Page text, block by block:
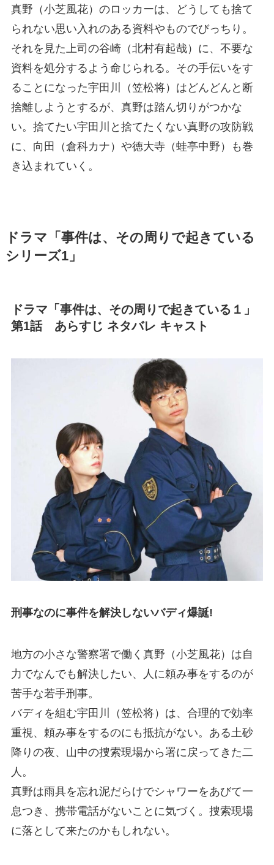
真野（小芝風花）のロッカーは、どうしても捨て
られない思い入れのある資料やものでびっちり。
それを見た上司の谷崎（北村有起哉）に、不要な
資料を処分するよう命じられる。その手伝いをす
ることになった宇田川（笠松将）はどんどんと断
捨離しようとするが、真野は踏ん切りがつかな
い。捨てたい宇田川と捨てたくない真野の攻防戦
に、向田（倉科カナ）や徳大寺（蛙亭中野）も巻
き込まれていく。
ドラマ「事件は、その周りで起きている
シリーズ1」
ドラマ「事件は、その周りで起きている１」
第1話 あらすじ ネタバレ キャスト
刑事なのに事件を解決しないバディ爆誕!
地方の小さな警察署で働く真野（小芝風花）は自
力でなんでも解決したい、人に頼み事をするのが
苦手な若手刑事。
バディを組む宇田川（笠松将）は、合理的で効率
重視、頼み事をするのにも抵抗がない。ある土砂
降りの夜、山中の捜索現場から署に戻ってきた二
人。
真野は雨具を忘れ泥だらけでシャワーをあびて一
息つき、携帯電話がないことに気づく。捜索現場
に落として来たのかもしれない。